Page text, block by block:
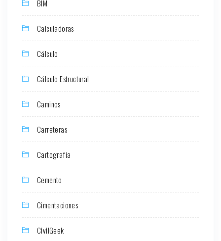
BIM
Calculadoras
Cálculo
Cálculo Estructural
Caminos
Carreteras
Cartografía
Cemento
Cimentaciones
CivilGeek